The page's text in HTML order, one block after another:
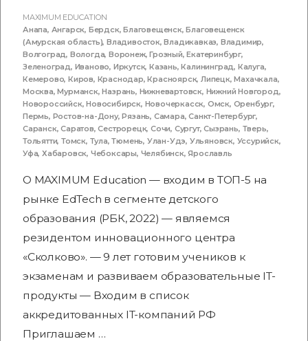
MAXIMUM EDUCATION
Анапа, Ангарск, Бердск,Благовещенск,Благовещенск
(Амурская область),Владивосток,Владикавказ, Владимир,
Волгоград, Вологда,Воронеж,Грозный,Екатеринбург,
Зеленоград, Иваново, Иркутск,Казань,Калининград, Калуга,
Кемерово,Киров, Краснодар,Красноярск,Липецк,Махачкала,
Москва,Мурманск,Назрань, Нижневартовск, Нижний Новгород,
Новороссийск,Новосибирск, Новочеркасск, Омск, Оренбург,
Пермь, Ростов-на-Дону,Рязань, Самара,Санкт-Петербург,
Саранск,Саратов,Сестрорецк,Сочи, Сургут,Сызрань, Тверь,
Тольятти,Томск, Тула,Тюмень, Улан-Удэ, Ульяновск, Уссурийск,
Уфа,Хабаровск, Чебоксары, Челябинск,Ярославль
О MAXIMUM Education — входим в ТОП-5 на
рынке EdTech в сегменте детского
образования (РБК, 2022) — являемся
резидентом инновационного центра
«Сколково». — 9 лет готовим учеников к
экзаменам и развиваем образовательные IT-
продукты — Входим в список
аккредитованных IT-компаний РФ
Приглашаем …